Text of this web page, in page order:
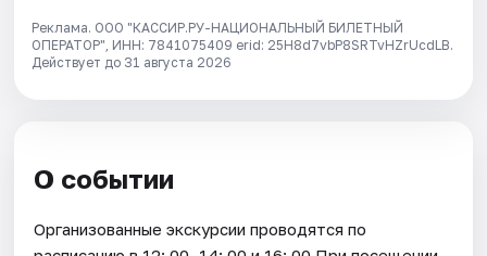
Реклама. ООО "КАССИР.РУ-НАЦИОНАЛЬНЫЙ БИЛЕТНЫЙ
ОПЕРАТОР", ИНН: 7841075409 erid: 25H8d7vbP8SRTvHZrUcdLB.
Действует до 31 августа 2026
О событии
Организованные экскурсии проводятся по